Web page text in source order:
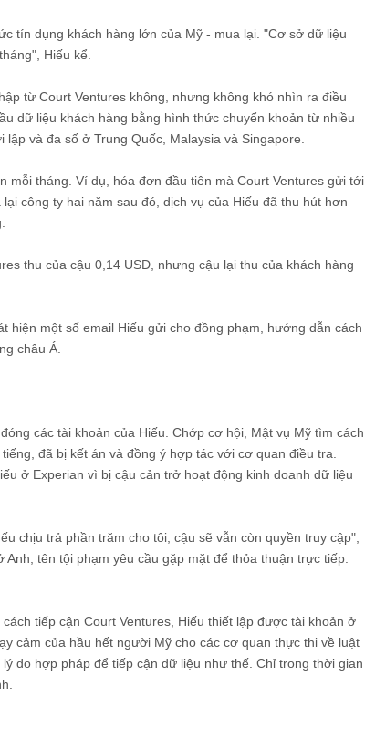
tín dụng khách hàng lớn của Mỹ - mua lại. "Cơ sở dữ liệu
Hiếu kể.
từ Court Ventures không, nhưng không khó nhìn ra điều
dữ liệu khách hàng bằng hình thức chuyển khoản từ nhiều
và đa số ở Trung Quốc, Malaysia và Singapore.
mỗi tháng. Ví dụ, hóa đơn đầu tiên mà Court Ventures gửi tới
công ty hai năm sau đó, dịch vụ của Hiếu đã thu hút hơn
thu của cậu 0,14 USD, nhưng cậu lại thu của khách hàng
hiện một số email Hiếu gửi cho đồng phạm, hướng dẫn cách
châu Á.
các tài khoản của Hiếu. Chớp cơ hội, Mật vụ Mỹ tìm cách
đã bị kết án và đồng ý hợp tác với cơ quan điều tra.
ở Experian vì bị cậu cản trở hoạt động kinh doanh dữ liệu
chịu trả phần trăm cho tôi, cậu sẽ vẫn còn quyền truy cập",
tên tội phạm yêu cầu gặp mặt để thỏa thuận trực tiếp.
tiếp cận Court Ventures, Hiếu thiết lập được tài khoản ở
cảm của hầu hết người Mỹ cho các cơ quan thực thi về luật
do hợp pháp để tiếp cận dữ liệu như thế. Chỉ trong thời gian